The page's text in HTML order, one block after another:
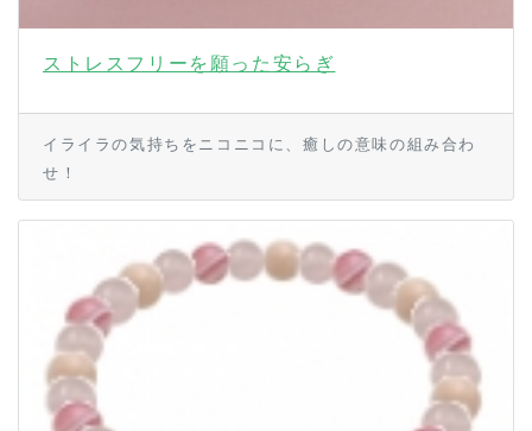
ストレスフリーを願った安らぎ
イライラの気持ちをニコニコに、癒しの意味の組み合わ
せ！